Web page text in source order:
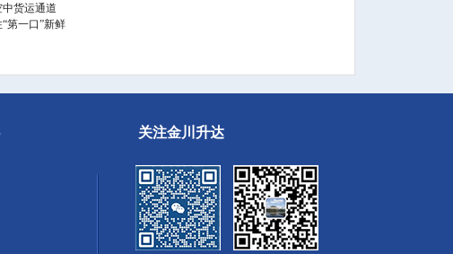
货运通道
第一口”新鲜
关注金川升达